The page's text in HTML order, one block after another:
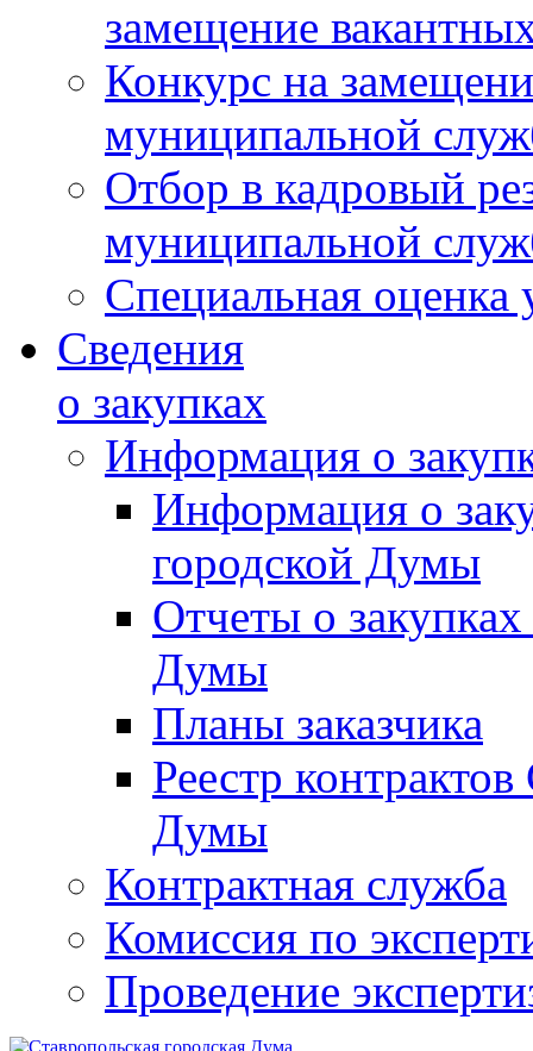
замещение
Конкурс на
муниципальной
Отбор в кадровый
муниципальной
Специальная оценка
Сведения
о закупках
Информация о
Информация о
городской Думы
Отчеты о
Думы
Планы заказчика
Реестр
Думы
Контрактная служба
Комиссия по
Проведение